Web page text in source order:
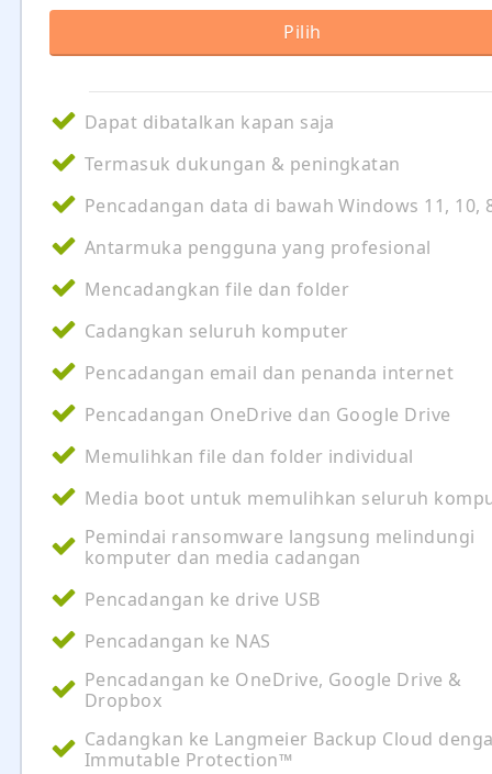
Pilih
Dapat dibatalkan kapan saja
Termasuk dukungan & peningkatan
Pencadangan data di bawah Windows 11, 10,
Antarmuka pengguna yang profesional
Mencadangkan file dan folder
Cadangkan seluruh komputer
Pencadangan email dan penanda internet
Pencadangan OneDrive dan Google Drive
Memulihkan file dan folder individual
Media boot untuk memulihkan seluruh
Pemindai ransomware langsung melindungi
komputer dan media cadangan
Pencadangan ke drive USB
Pencadangan ke NAS
Pencadangan ke OneDrive, Google Drive &
Dropbox
Cadangkan ke Langmeier Backup Cloud
Immutable Protection™